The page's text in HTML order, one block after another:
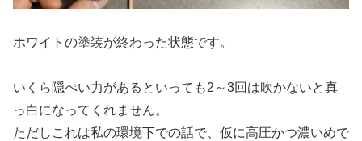
ホワイトの塗装が終わった状態です。
いくら隠ぺい力があるといっても2～3回は吹かないと真
っ白になってくれません。
ただしこれは私の環境下での話で、仮に高圧かつ濃いめで